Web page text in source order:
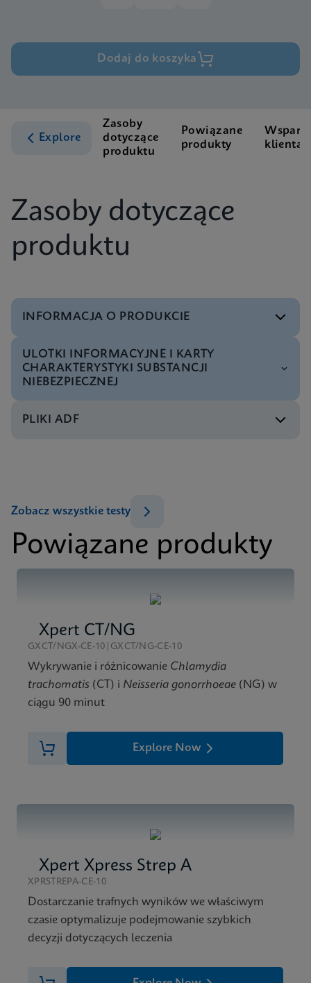
Dodaj do koszyka
Explore
Zasoby
dotyczące
produktu
Powiązane
produkty
klienta
Zasoby dotyczące
produktu
INFORMACJA O PRODUKCIE
Menu testowe
Xpert Xpress Flu/RSV Tests Menu CE-IVD (English)
ULOTKI INFORMACYJNE I KARTY
CHARAKTERYSTYKI SUBSTANCJI
NIEBEZPIECZNEJ
MSDS/SDS
MSDS/SDS
ENG
Xpert Xpress Flu/RSV SDS CE-IVD (Polish)
PL_PL
PLIKI ADF
Powiązane produkty
Zobacz wszystkie testy
Xpert CT/NG
GXCT/NGX-CE-10|GXCT/NG-CE-10
Wykrywanie i różnicowanie Chlamydia
trachomatis (CT) i Neisseria gonorrhoeae (NG) w
ciągu 90 minut
Explore Now
Xpert Xpress Strep A
XPRSTREPA-CE-10
Dostarczanie trafnych wyników we właściwym
czasie optymalizuje podejmowanie szybkich
decyzji dotyczących leczenia